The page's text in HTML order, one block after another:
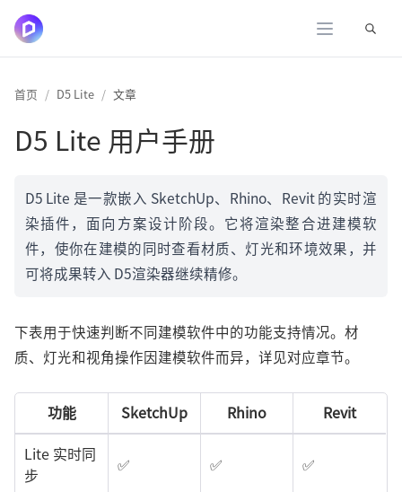
展开
首页 D5 Lite 文章
D5 Lite 用户手册
D5 Lite 是一款嵌入 SketchUp、Rhino、Revit 的实时渲
染插件，面向方案设计阶段。它将渲染整合进建模软
件，使你在建模的同时查看材质、灯光和环境效果，并
可将成果转入 D5渲染器继续精修。
下表用于快速判断不同建模软件中的功能支持情况。材
质、灯光和视角操作因建模软件而异，详见对应章节。
功能 SketchUp Rhino Revit
Lite 实时同
步
✅ ✅ ✅